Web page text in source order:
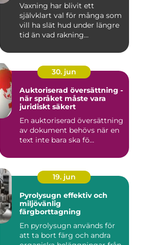
Vaxning har blivit ett
självklart val för många som
vill ha slät hud under längre
tid än vad rakning...
30. jun
Auktoriserad översättning -
när språket måste vara
juridiskt säkert
En auktoriserad översättning
av dokument behövs när en
text inte bara ska fö...
19. jun
Pyrolysugn effektiv och
miljövänlig
färgborttagning
En pyrolysugn används för
att ta bort färg och andra